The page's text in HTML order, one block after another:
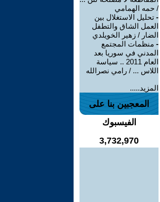
/ حمه الهمامي
- تحليل الاستغلال بين
العمل الشاق والتطفل
الضار / زهير الخويلدي
- منظمات المجتمع
المدني في سوريا بعد
العام 2011 .. سياسة
اللاس ... / رامي نصرالله
المزيد.....
المعجبين بنا على
الفيسبوك
3,732,970